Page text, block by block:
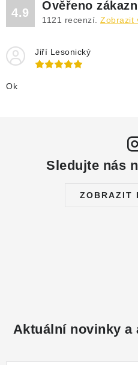
4.9
Ověřeno
1121 recenzí. Zobrazit
Jiří Lesonický
Ok
Sledujte nás
ZOBRAZIT
Aktuální novinky a